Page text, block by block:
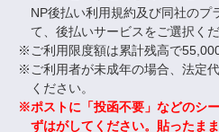
NP後払い利用規約及び同社のプ
て、後払いサービスをご選択くだ
ご利用限度額は累計残高で
ご利用者が未成年の場合、法定
ください。
ポストに「投函不要」などのシ
ずはがしてください。貼ったま